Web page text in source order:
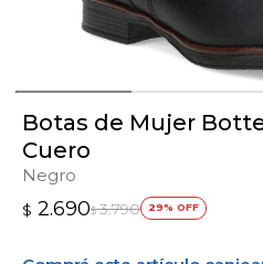
Botas de Mujer
Cuero
Negro
$ 2.690$ 3.790 29